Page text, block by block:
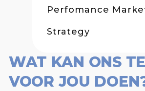
Perfomance
Strategy
WAT KAN ONS
VOOR JOU